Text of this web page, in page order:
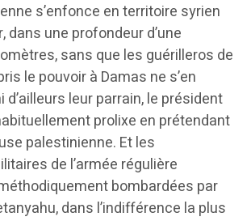
s’enfonce en territoire syrien
dans une profondeur d’une
sans que les guérilleros de
le pouvoir à Damas ne s’en
d’ailleurs leur parrain, le président
prolixe en prétendant
palestinienne. Et les
de l’armée régulière
bombardées par
dans l’indifférence la plus